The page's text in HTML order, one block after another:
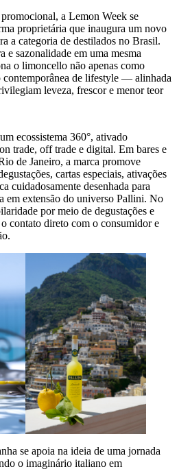
a Lemon Week se
proprietária que inaugura um novo
a categoria de destilados no Brasil.
sazonalidade em uma mesma
o limoncello não apenas como
contemporânea de lifestyle — alinhada
leveza, frescor e menor teor
ecossistema 360°, ativado
trade, off trade e digital. Em bares e
de Janeiro, a marca promove
cartas especiais, ativações
cuidadosamente desenhada para
em extensão do universo Pallini. No
por meio de degustações e
contato direto com o consumidor e
se apoia na ideia de uma jornada
o imaginário italiano em